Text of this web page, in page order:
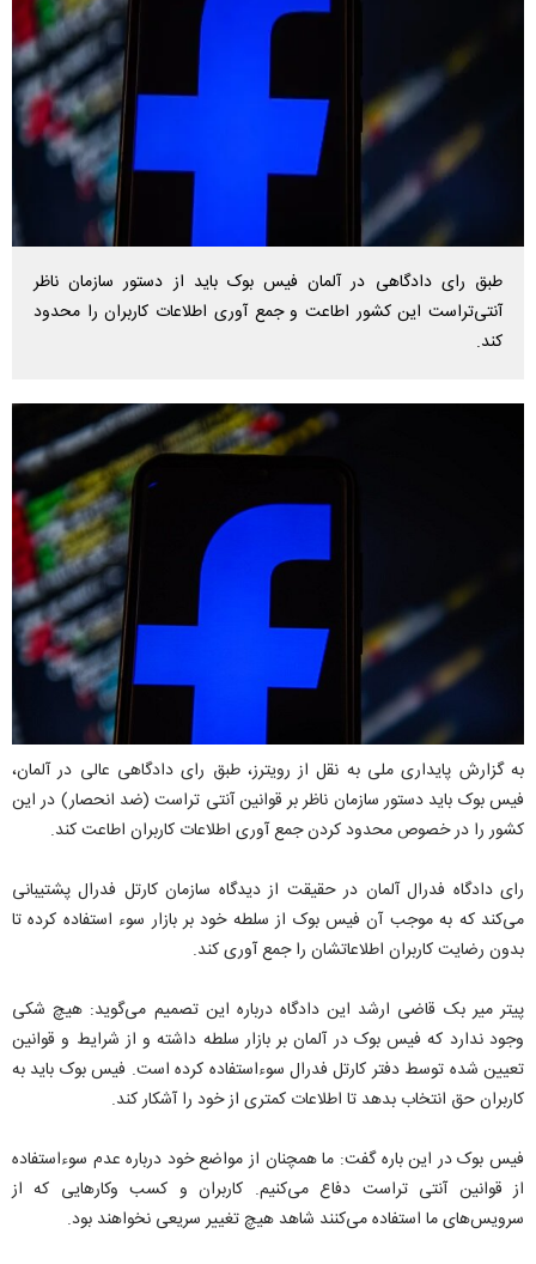
طبق رای دادگاهی در آلمان فیس بوک باید از دستور سازمان ناظر
آنتی‌تراست این کشور اطاعت و جمع آوری اطلاعات کاربران را محدود
کند.
به گزارش پایداری ملی به نقل از رویترز، طبق رای دادگاهی عالی در آلمان،
فیس بوک باید دستور سازمان ناظر بر قوانین آنتی تراست (ضد انحصار) در این
کشور را در خصوص محدود کردن جمع آوری اطلاعات کاربران اطاعت کند.
رای دادگاه فدرال آلمان در حقیقت از دیدگاه سازمان کارتل فدرال پشتیبانی
می‌کند که به موجب آن فیس بوک از سلطه خود بر بازار سوء استفاده کرده تا
بدون رضایت کاربران اطلاعاتشان را جمع آوری کند.
پیتر میر بک قاضی ارشد این دادگاه درباره این تصمیم می‌گوید: هیچ شکی
وجود ندارد که فیس بوک در آلمان بر بازار سلطه داشته و از شرایط و قوانین
تعیین شده توسط دفتر کارتل فدرال سوءاستفاده کرده است. فیس بوک باید به
کاربران حق انتخاب بدهد تا اطلاعات کمتری از خود را آشکار کند.
فیس بوک در این باره گفت: ما همچنان از مواضع خود درباره عدم سوءاستفاده
از قوانین آنتی تراست دفاع می‌کنیم. کاربران و کسب وکارهایی که از
سرویس‌های ما استفاده می‌کنند شاهد هیچ تغییر سریعی نخواهند بود.